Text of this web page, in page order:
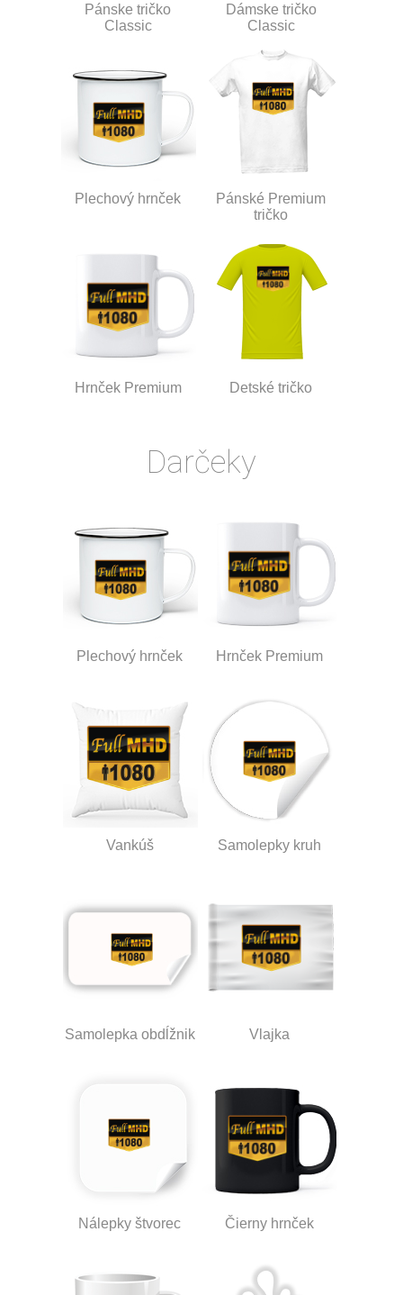
Pánske tričko
Classic
Dámske tričko
Classic
Plechový hrnček
Pánské Premium
tričko
Hrnček Premium Detské tričko
Darčeky
Plechový hrnček Hrnček Premium
Vankúš Samolepky kruh
Samolepka obdĺžnik Vlajka
Nálepky štvorec Čierny hrnček